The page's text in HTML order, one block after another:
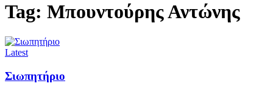
Tag: Μπουντούρης Αντώνης
Latest
Σιωπητήριο